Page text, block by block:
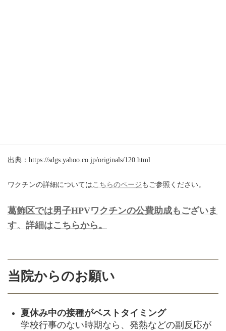
出典：https://sdgs.yahoo.co.jp/originals/120.html
ワクチンの詳細については こちらのページ もご参照ください。
葛飾区では男子HPVワクチンの公費助成もございま
す。 詳細はこちらから。
当院からのお願い
夏休み中の接種がベストタイミング
学校行事のない時期なら、発熱などの副反応が